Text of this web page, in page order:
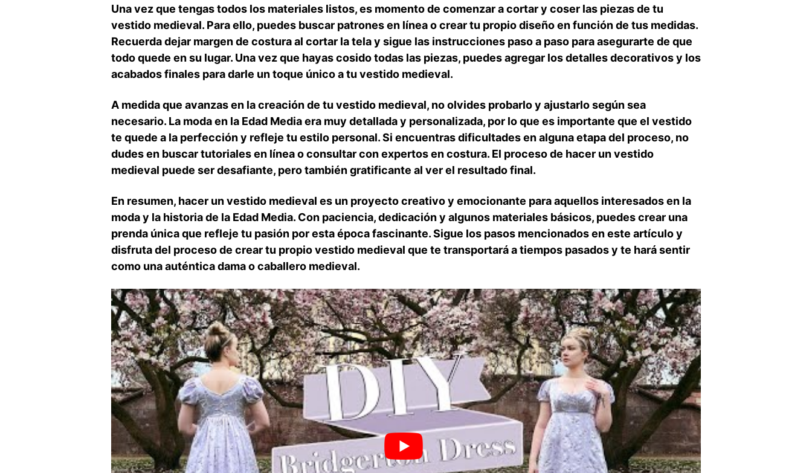
Una vez que tengas todos los⁤ materiales listos, es momento​ de ⁤comenzar a cortar y coser las piezas de tu
vestido ⁣medieval. Para ello, puedes buscar‍ patrones en línea o crear⁤ tu propio diseño en función de tus medidas.
Recuerda dejar margen de costura ‍al‌ cortar la tela​ y ​sigue las instrucciones​ paso a paso para asegurarte de que‍
todo‌ quede ‍en su lugar. Una vez que‍ hayas cosido ​todas las piezas, puedes agregar los detalles decorativos y los
acabados ⁤finales para⁣ darle un toque único​ a tu vestido medieval.
A medida que avanzas en la ​creación de tu vestido medieval,⁣ no olvides probarlo y ajustarlo según sea
necesario. La moda en la⁢ Edad⁤ Media era muy ⁣detallada y personalizada, por lo que es importante que el vestido
te quede a la perfección y refleje tu estilo personal. Si encuentras‍ dificultades en alguna etapa del proceso, no
dudes en buscar tutoriales en línea o consultar con expertos en costura. El proceso de hacer un vestido
medieval puede ser desafiante, pero también gratificante al ver el resultado final.
En resumen, hacer un vestido medieval es un ⁣proyecto creativo y ‌emocionante para ​aquellos interesados en la
moda y la historia​ de la Edad ‌Media. Con paciencia, dedicación y algunos⁣ materiales básicos, puedes crear una
prenda única que refleje tu pasión por esta época fascinante. Sigue⁤ los pasos mencionados en este artículo ⁤y
disfruta del proceso de crear tu propio vestido medieval que ‍te transportará a⁣ tiempos pasados y ​te hará sentir
como una auténtica dama o caballero medieval.